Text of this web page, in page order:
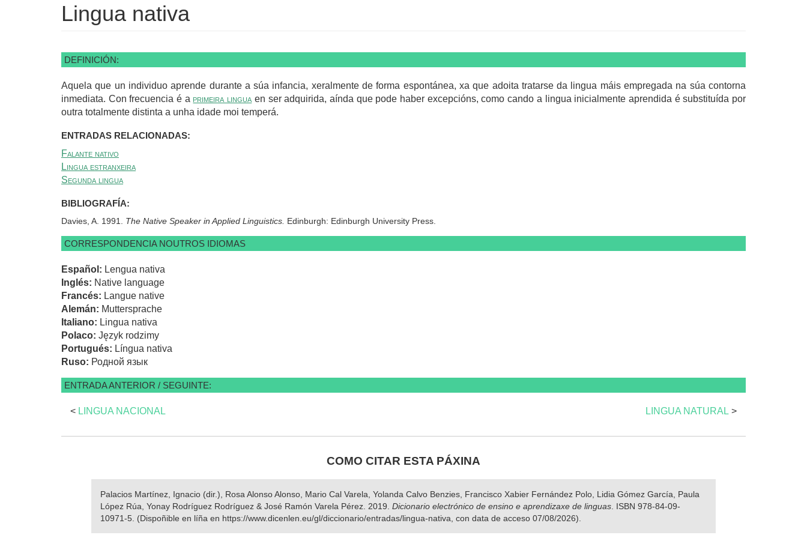
Lingua nativa
DEFINICIÓN:
Aquela que un individuo aprende durante a súa infancia, xeralmente de forma espontánea, xa que adoita tratarse da lingua máis empregada na súa contorna
inmediata. Con frecuencia é a primeira lingua en ser adquirida, aínda que pode haber excepcións, como cando a lingua inicialmente aprendida é substituída por
outra totalmente distinta a unha idade moi temperá.
ENTRADAS RELACIONADAS:
Falante nativo
Lingua estranxeira
Segunda lingua
BIBLIOGRAFÍA:
Davies, A. 1991. The Native Speaker in Applied Linguistics. Edinburgh: Edinburgh University Press.
CORRESPONDENCIA NOUTROS IDIOMAS
Español: Lengua nativa
Inglés: Native language
Francés: Langue native
Alemán: Muttersprache
Italiano: Lingua nativa
Polaco: Język rodzimy
Portugués: Língua nativa
Ruso: Родной язык
ENTRADA ANTERIOR / SEGUINTE:
< LINGUA NACIONAL LINGUA NATURAL >
COMO CITAR ESTA PÁXINA
Palacios Martínez, Ignacio (dir.), Rosa Alonso Alonso, Mario Cal Varela, Yolanda Calvo Benzies, Francisco Xabier Fernández Polo, Lidia Gómez García, Paula
López Rúa, Yonay Rodríguez Rodríguez & José Ramón Varela Pérez. 2019. Dicionario electrónico de ensino e aprendizaxe de linguas . ISBN 978-84-09-
10971-5. (Dispoñible en líña en https://www.dicenlen.eu/gl/diccionario/entradas/lingua-nativa, con data de acceso 07/08/2026).